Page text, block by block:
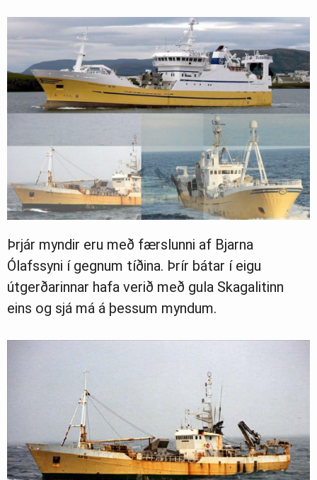
Þrjár myndir eru með færslunni af Bjarna
Ólafssyni í gegnum tíðina. Þrír bátar í eigu
útgerðarinnar hafa verið með gula Skagalitinn
eins og sjá má á þessum myndum.